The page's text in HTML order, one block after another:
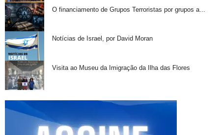
O financiamento de Grupos Terroristas por grupos a...
Notícias de Israel, por David Moran
Visita ao Museu da Imigração da Ilha das Flores